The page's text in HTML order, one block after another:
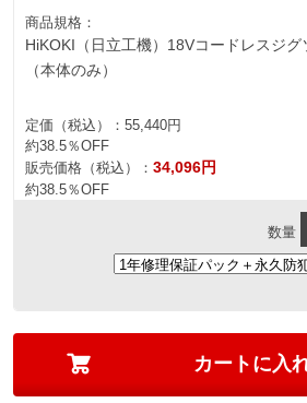
商品規格：
HiKOKI（日立工機）18Vコードレスジグ
（本体のみ）
定価（税込）： 55,440円
約38.5％OFF
販売価格（税込）： 34,096円
約38.5％OFF
数量